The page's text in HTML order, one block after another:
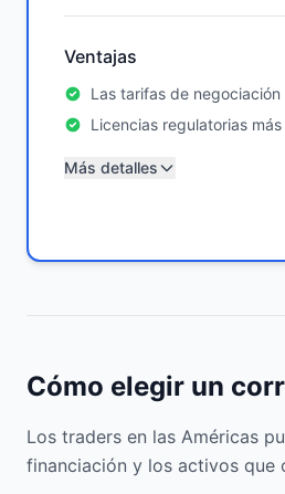
Ventajas
Las tarifas de
Licencias regulatorias
Más detalles
Cómo elegir un
Los traders en las Américas
financiación y los activos que